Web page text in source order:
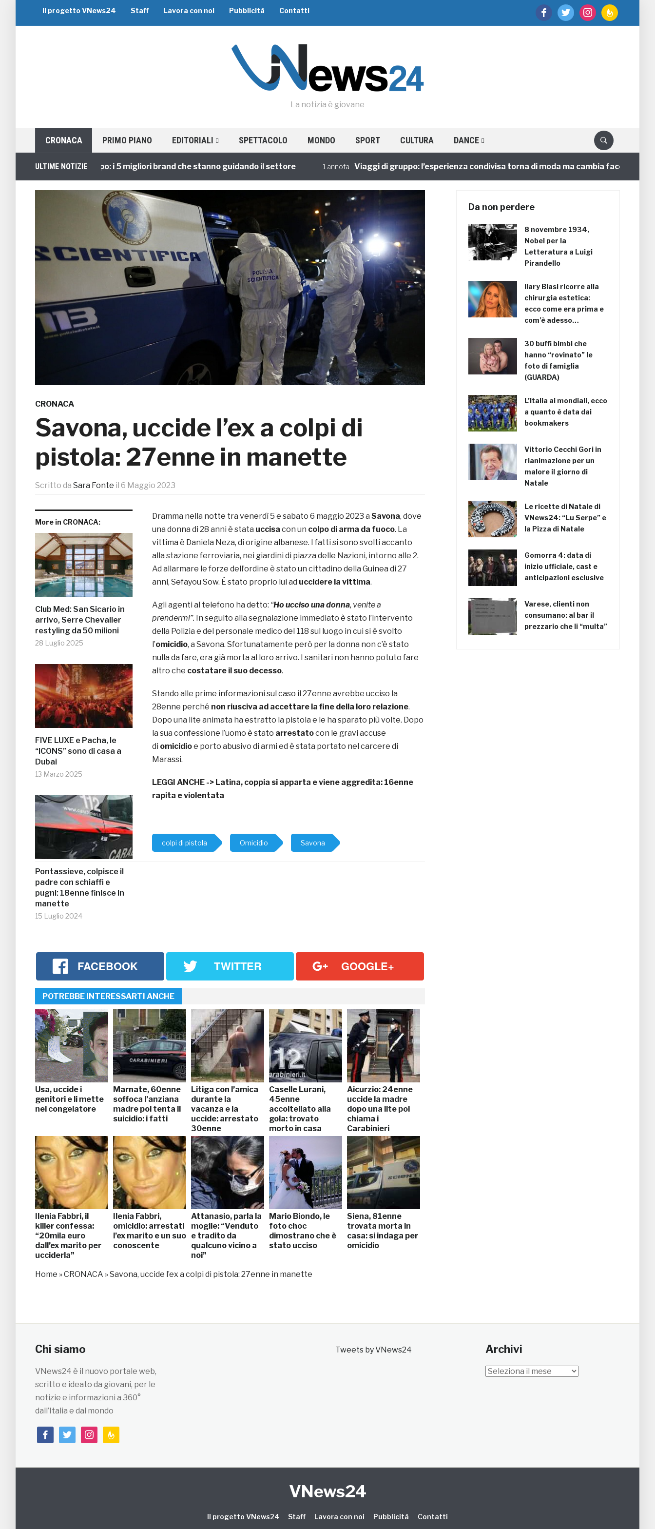
facebooktwitter instagramfeedburner
Il progetto VNews24 Staff Lavora con noi Pubblicità Contatti
La notizia è giovane
CRONACA PRIMO PIANO EDITORIALI SPETTACOLO MONDO SPORT CULTURA DANCE
ULTIME NOTIZIE
Viaggi di Gruppo: i 5 migliori brand che stanno guidando il settore 1 annofa Viaggi di gruppo: l’esperienza condivisa torna di moda ma cambia faccia
CRONACA
Savona, uccide l’ex a colpi di
pistola: 27enne in manette
Scritto da Sara Fonte il 6 Maggio 2023
More in CRONACA:
Club Med: San Sicario in
arrivo, Serre Chevalier
restyling da 50 milioni
28 Luglio 2025
FIVE LUXE e Pacha, le
“ICONS” sono di casa a
Dubai
13 Marzo 2025
Pontassieve, colpisce il
padre con schiaffi e
pugni: 18enne finisce in
manette
15 Luglio 2024
Dramma nella notte tra venerdì 5 e sabato 6 maggio 2023 a Savona, dove
una donna di 28 anni è stata uccisa con un colpo di arma da fuoco. La
vittima è Daniela Neza, di origine albanese. I fatti si sono svolti accanto
alla stazione ferroviaria, nei giardini di piazza delle Nazioni, intorno alle 2.
Ad allarmare le forze dell’ordine è stato un cittadino della Guinea di 27
anni, Sefayou Sow. È stato proprio lui ad uccidere la vittima.
Agli agenti al telefono ha detto: “Ho ucciso una donna, venite a
prendermi”. In seguito alla segnalazione immediato è stato l’intervento
della Polizia e del personale medico del 118 sul luogo in cui si è svolto
l’omicidio, a Savona. Sfortunatamente però per la donna non c’è stato
nulla da fare, era già morta al loro arrivo. I sanitari non hanno potuto fare
altro che costatare il suo decesso.
Stando alle prime informazioni sul caso il 27enne avrebbe ucciso la
28enne perché non riusciva ad accettare la fine della loro relazione.
Dopo una lite animata ha estratto la pistola e le ha sparato più volte. Dopo
la sua confessione l’uomo è stato arrestatocon le gravi accuse
di omicidioe porto abusivo di armi ed è stata portato nel carcere di
Marassi.
LEGGI ANCHE -> Latina, coppia si apparta e viene aggredita: 16enne
rapita e violentata
colpi di pistola Omicidio Savona
FACEBOOK TWITTER GOOGLE+
POTREBBE INTERESSARTI ANCHE
Usa, uccide i
genitori e li mette
nel congelatore
Marnate, 60enne
soffoca l’anziana
madre poi tenta il
suicidio: i fatti
Litiga con l’amica
durante la
vacanza e la
uccide: arrestato
30enne
Caselle Lurani,
45enne
accoltellato alla
gola: trovato
morto in casa
Aicurzio: 24enne
uccide la madre
dopo una lite poi
chiama i
Carabinieri
Ilenia Fabbri, il
killer confessa:
“20mila euro
dall’ex marito per
ucciderla”
Ilenia Fabbri,
omicidio: arrestati
l’ex marito e un suo
conoscente
Attanasio, parla la
moglie: “Venduto
e tradito da
qualcuno vicino a
noi”
Mario Biondo, le
foto choc
dimostrano che è
stato ucciso
Siena, 81enne
trovata morta in
casa: si indaga per
omicidio
Home »CRONACA »Savona, uccide l’ex a colpi di pistola: 27enne in manette
Da non perdere
8 novembre 1934,
Nobel per la
Letteratura a Luigi
Pirandello
Ilary Blasi ricorre alla
chirurgia estetica:
ecco come era prima e
com’è adesso…
30 buffi bimbi che
hanno “rovinato” le
foto di famiglia
(GUARDA)
L’Italia ai mondiali, ecco
a quanto è data dai
bookmakers
Vittorio Cecchi Gori in
rianimazione per un
malore il giorno di
Natale
Le ricette di Natale di
VNews24: “Lu Serpe” e
la Pizza di Natale
Gomorra 4: data di
inizio ufficiale, cast e
anticipazioni esclusive
Varese, clienti non
consumano: al bar il
prezzario che li “multa”
Chi siamo
VNews24 è il nuovo portale web,
scritto e ideato da giovani, per le
notizie e informazioni a 360°
dall’Italia e dal mondo
facebooktwitterinstagramfeedburner
Tweets by VNews24 Archivi
Archivi
VNews24
Il progetto VNews24 Staff Lavora con noi Pubblicità Contatti